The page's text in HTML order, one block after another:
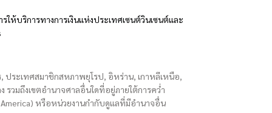
ห้บริการทางการเงินแห่งประเทศเซนต์วินเซนต์และ
ประเทศสมาชิกสหภาพยุโรป, อิหร่าน, เกาหลีเหนือ,
รวมถึงเขตอำนาจศาลอื่นใดที่อยู่ภายใต้การคว่ำ
หรือหน่วยงานกำกับดูแลที่มีอำนาจอื่น